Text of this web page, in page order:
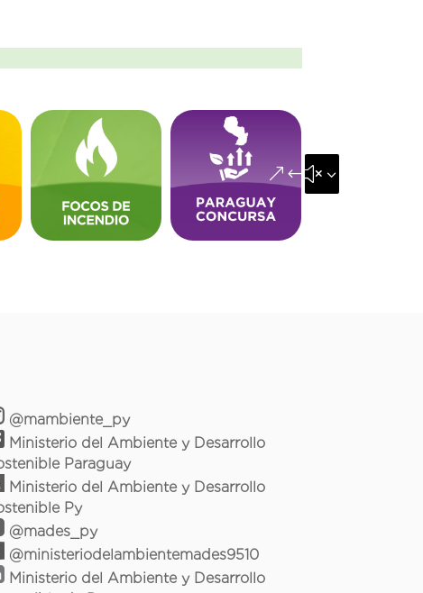
&#x35;
@mambiente_py
Ministerio del Ambiente y Desarrollo
Paraguay
Ministerio del Ambiente y Desarrollo
Py
@mades_py
@ministeriodelambientemades9510
Ministerio del Ambiente y Desarrollo